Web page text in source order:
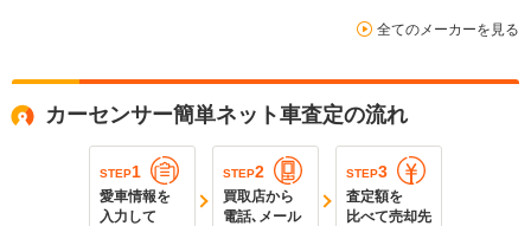
全てのメーカーを見る
カーセンサー簡単ネット車査定の流れ
STEP1
愛車情報を
入力して
STEP2
買取店から
電話､メール
STEP3
査定額を
比べて売却先